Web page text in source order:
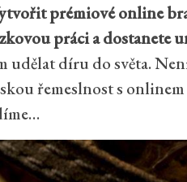
prémiové online
práci a dostanete
udělat díru do světa.
řemeslnost s onlinem